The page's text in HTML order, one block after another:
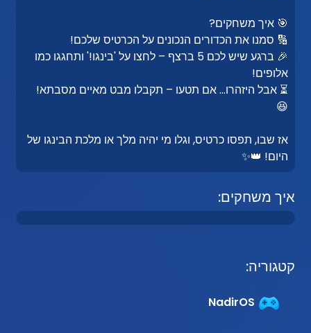
🎯 איך משחקים?
🔢 סמנו את הכדורים הנכונים על הכרטיס שלכם!
🎉 ברגע שיש לכם 5 ברצף – לחצו על 'בינגו!' ותחגגו כמו
אלופים!
⏳ אבל היזהרו… אם תטעו – תקבלו מבט מאיים מסבתא!
😆
אז שבו, תפסו כרטיס, וגלו מי יהיה מלך או מלכת הבינגו של
היום! 👑✨
איך משחקים:
קטגוריה:
NadirOS